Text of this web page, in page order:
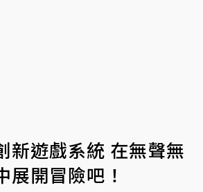
新遊戲系統 在無聲無
展開冒險吧！